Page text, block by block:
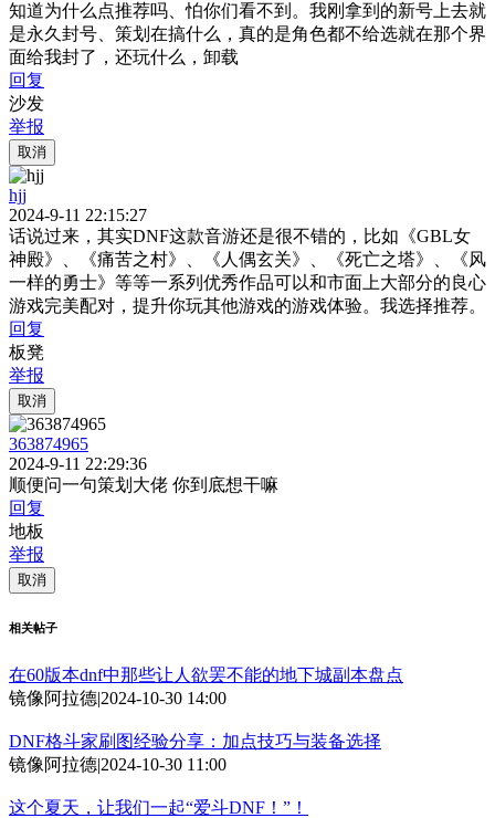
知道为什么点推荐吗、怕你们看不到。我刚拿到的新号上去就
是永久封号、策划在搞什么，真的是角色都不给选就在那个界
面给我封了，还玩什么，卸载
回复
沙发
举报
取消
hjj
2024-9-11 22:15:27
话说过来，其实DNF这款音游还是很不错的，比如《GBL女
神殿》、《痛苦之村》、《人偶玄关》、《死亡之塔》、《风
一样的勇士》等等一系列优秀作品可以和市面上大部分的良心
游戏完美配对，提升你玩其他游戏的游戏体验。我选择推荐。
回复
板凳
举报
取消
363874965
2024-9-11 22:29:36
顺便问一句策划大佬 你到底想干嘛
回复
地板
举报
取消
相关帖子
在60版本dnf中那些让人欲罢不能的地下城副本盘点
镜像阿拉德|2024-10-30 14:00
DNF格斗家刷图经验分享：加点技巧与装备选择
镜像阿拉德|2024-10-30 11:00
这个夏天，让我们一起“爱斗DNF！”！